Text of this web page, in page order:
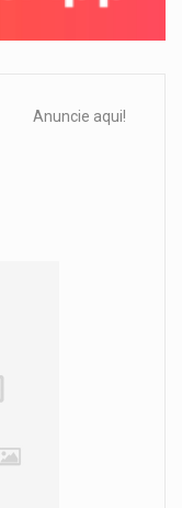
Anuncie aqui!